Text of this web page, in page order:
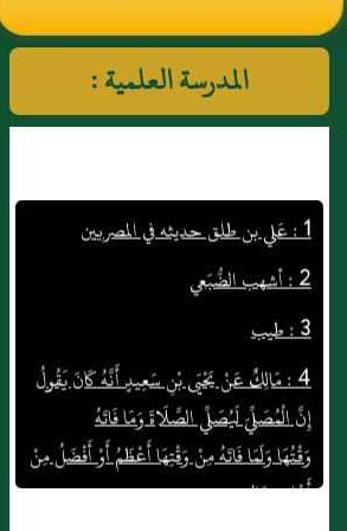
النووي رحمهم الله تعالى
المدرسة العلمية :
1 : عَلي بن طلق حديثه في المصريين
2 : أشهب الضُّبَعي
3 : طيب
4 : مَالِكٌ عَنْ يَحْيَى بْنِ سَعِيدٍ أَنَّهُ كَانَ يَقُولُ
إِنَّ الْمُصَلِّيَ لَيُصَلِّي الصَّلَاةَ وَمَا فَاتَهُ
وَقْتُهَا وَلَمَا فَاتَهُ مِنْ وَقْتِهَا أَعْظَمُ أَوْ أَفْضَلُ مِنْ
أَهْلِهِ وَمَالِهِ
هَكَذَا هَذَا الْحَدِيثُ فِي الْمُوَطَّأِ مِنْ قَوْلِ يَحْيَى